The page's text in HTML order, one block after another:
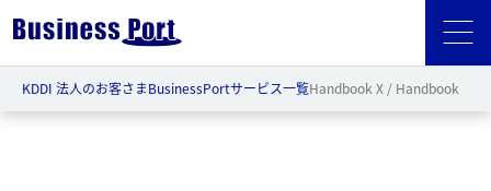
KDDI 法人のお客さまBusinessPortサービス一覧Handbook X / Handbook